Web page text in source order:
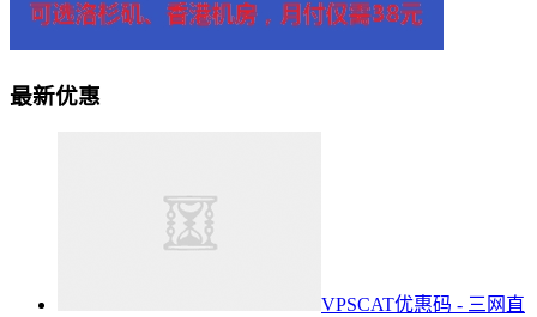
最新优惠
VPSCAT优惠码 - 三网直